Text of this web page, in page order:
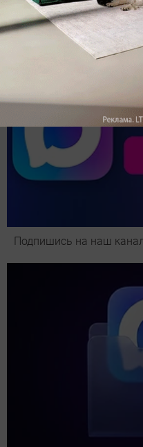
Pro: гибкий подход к
Подпишись на наш